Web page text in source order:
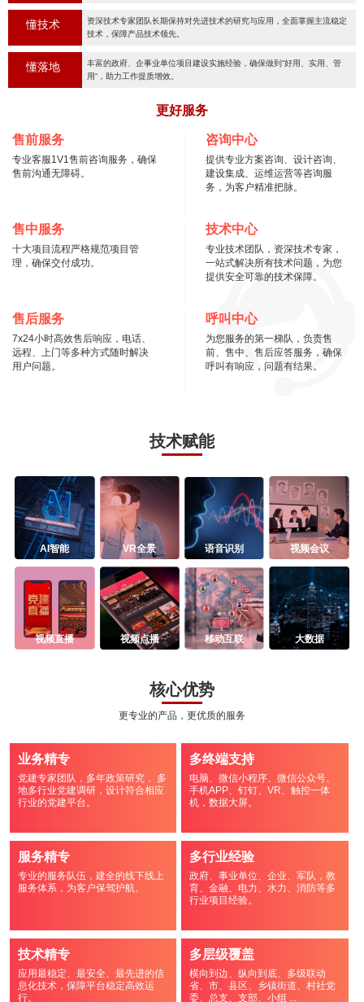
懂技术
资深技术专家团队长期保持对先进技术的研究与应用，全面掌握主流稳定
技术，保障产品技术领先。
懂落地
丰富的政府、企事业单位项目建设实施经验，确保做到“好用、实用、管
用“，助力工作提质增效。
更好服务
售前服务
专业客服1V1售前咨询服务，确保
售前沟通无障碍。
咨询中心
提供专业方案咨询、设计咨询、
建设集成、运维运营等咨询服
务，为客户精准把脉。
售中服务
十大项目流程严格规范项目管
理，确保交付成功。
技术中心
专业技术团队，资深技术专家，
一站式解决所有技术问题，为您
提供安全可靠的技术保障。
售后服务
7x24小时高效售后响应，电话、
远程、上门等多种方式随时解决
用户问题。
呼叫中心
为您服务的第一梯队，负责售
前、售中、售后应答服务，确保
呼叫有响应，问题有结果。
技术赋能
AI智能 VR全景 语音识别 视频会议
视频直播 视频点播 移动互联 大数据
核心优势
更专业的产品，更优质的服务
业务精专
党建专家团队，多年政策研究， 多
地多行业党建调研，设计符合相应
行业的党建平台。
多终端支持
电脑、微信小程序、微信公众号、
手机APP、钉钉、VR、触控一体
机，数据大屏。
服务精专
专业的服务队伍，建全的线下线上
服务体系，为客户保驾护航。
多行业经验
政府、事业单位、企业、军队，教
育、金融、电力、水力、消防等多
行业项目经验。
技术精专
应用最稳定、最安全、最先进的信
息化技术，保障平台稳定高效运
行。
多层级覆盖
横向到边、纵向到底、多级联动
省、市、县区、乡镇街道、村社党
委、总支、支部、小组 ...